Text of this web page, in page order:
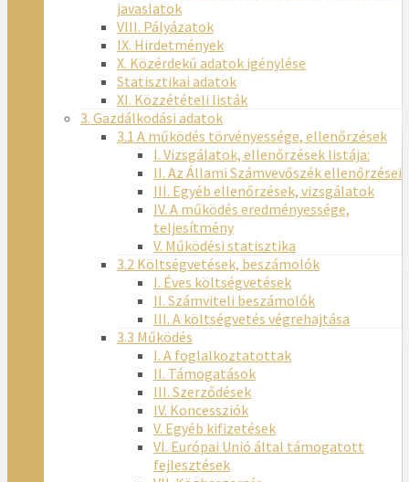
javaslatok
VIII. Pályázatok
IX. Hirdetmények
X. Közérdekű adatok igénylése
Statisztikai adatok
XI. Közzétételi listák
3. Gazdálkodási adatok
3.1 A működés törvényessége, ellenőrzések
I. Vizsgálatok, ellenőrzések listája:
II. Az Állami Számvevőszék ellenőrzései
III. Egyéb ellenőrzések, vizsgálatok
IV. A működés eredményessége,
teljesítmény
V. Működési statisztika
3.2 Költségvetések, beszámolók
I. Éves költségvetések
II. Számviteli beszámolók
III. A költségvetés végrehajtása
3.3 Működés
I. A foglalkoztatottak
II. Támogatások
III. Szerződések
IV. Koncessziók
V. Egyéb kifizetések
VI. Európai Unió által támogatott
fejlesztések